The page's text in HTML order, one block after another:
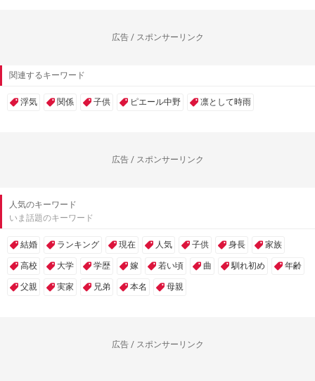
広告 / スポンサーリンク
関連するキーワード
浮気 関係 子供 ピエール中野 凛として時雨
広告 / スポンサーリンク
人気のキーワード
いま話題のキーワード
結婚 ランキング 現在 人気 子供 身長 家族
高校 大学 学歴 嫁 若い頃 曲 馴れ初め 年齢
父親 実家 兄弟 本名 母親
広告 / スポンサーリンク